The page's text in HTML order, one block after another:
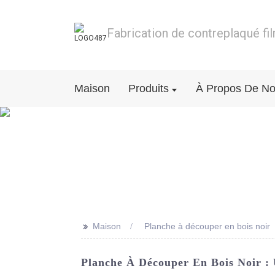
Fabrication de contreplaqué
Maison Produits À Propos De
>> Maison Planche à découper en bois noir
Planche À Découper En Bois Noir